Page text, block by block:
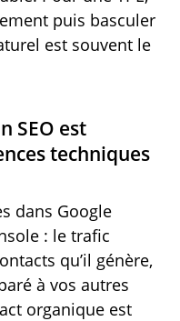
puis basculer
est souvent le
SEO est
techniques
dans Google
: le trafic
qu’il génère,
à vos autres
organique est